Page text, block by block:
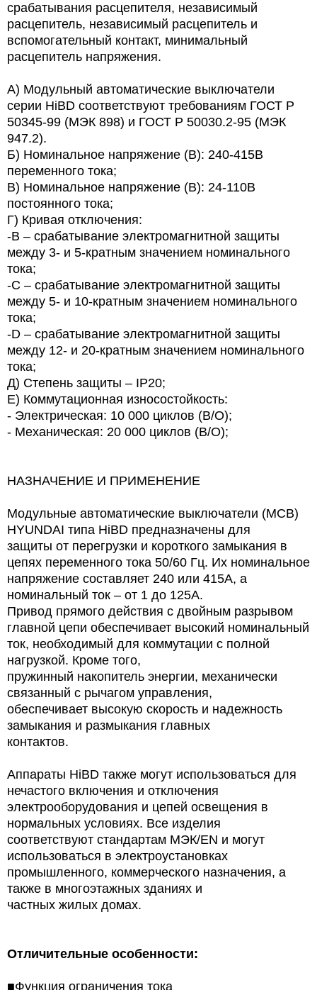
срабатывания расцепителя, независимый
расцепитель, независимый расцепитель и
вспомогательный контакт, минимальный
расцепитель напряжения.
А) Модульный автоматические выключатели
серии HiBD соответствуют требованиям ГОСТ Р
50345-99 (МЭК 898) и ГОСТ Р 50030.2-95 (МЭК
947.2).
Б) Номинальное напряжение (В): 240-415В
переменного тока;
В) Номинальное напряжение (В): 24-110В
постоянного тока;
Г) Кривая отключения:
-В – срабатывание электромагнитной защиты
между 3- и 5-кратным значением номинального
тока;
-С – срабатывание электромагнитной защиты
между 5- и 10-кратным значением номинального
тока;
-D – срабатывание электромагнитной защиты
между 12- и 20-кратным значением номинального
тока;
Д) Степень защиты – IP20;
Е) Коммутационная износостойкость:
- Электрическая: 10 000 циклов (В/О);
- Механическая: 20 000 циклов (В/О);
НАЗНАЧЕНИЕ И ПРИМЕНЕНИЕ
Модульные автоматические выключатели (МСВ)
HYUNDAI типа HiBD предназначены для
защиты от перегрузки и короткого замыкания в
цепях переменного тока 50/60 Гц. Их номинальное
напряжение составляет 240 или 415А, а
номинальный ток – от 1 до 125А.
Привод прямого действия с двойным разрывом
главной цепи обеспечивает высокий номинальный
ток, необходимый для коммутации с полной
нагрузкой. Кроме того,
пружинный накопитель энергии, механически
связанный с рычагом управления,
обеспечивает высокую скорость и надежность
замыкания и размыкания главных
контактов.
Аппараты HiBD также могут использоваться для
нечастого включения и отключения
электрооборудования и цепей освещения в
нормальных условиях. Все изделия
соответствуют стандартам МЭК/EN и могут
использоваться в электроустановках
промышленного, коммерческого назначения, а
также в многоэтажных зданиях и
частных жилых домах.
Отличительные особенности:
■Функция ограничения тока